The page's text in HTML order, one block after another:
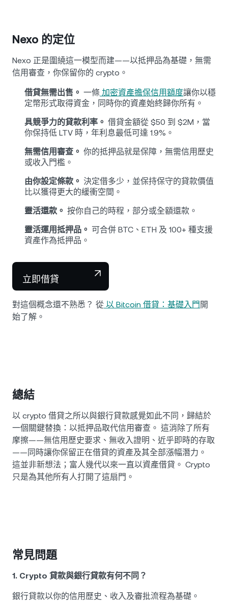
Nexo 的定位
Nexo 正是圍繞這一模型而建——以抵押品為基礎，無需
信用審查，你保留你的 crypto。
借貸無需出售。 一條 加密資產擔保信用額度讓你以穩
定幣形式取得資金，同時你的資產始終歸你所有。
具競爭力的貸款利率。 借貸金額從 $50 到 $2M，當
你保持低 LTV 時，年利息最低可達 1.9%。
無需信用審查。 你的抵押品就是保障，無需信用歷史
或收入門檻。
由你設定條款。 決定借多少，並保持保守的貸款價值
比以獲得更大的緩衝空間。
靈活還款。 按你自己的時程，部分或全額還款。
靈活運用抵押品。 可合併 BTC、ETH 及 100+ 種支援
資產作為抵押品。
立即借貸
對這個概念還不熟悉？ 從 以 Bitcoin 借貸：基礎入門 開
始了解。
總結
以 crypto 借貸之所以與銀行貸款感覺如此不同，歸結於
一個關鍵替換：以抵押品取代信用審查。 這消除了所有
摩擦——無信用歷史要求、無收入證明、近乎即時的存取
——同時讓你保留正在借貸的資產及其全部漲幅潛力。
這並非新想法；富人幾代以來一直以資產借貸。 Crypto
只是為其他所有人打開了這扇門。
常見問題
1. Crypto 貸款與銀行貸款有何不同？
銀行貸款以你的信用歷史、收入及審批流程為基礎。